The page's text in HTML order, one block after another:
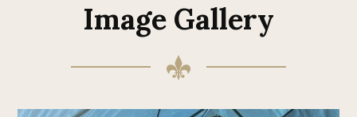
Image Gallery